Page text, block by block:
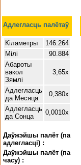
Адлегласць палётаў
Кіламетры
146.264
Мілі
90.884
Абароты
вакол
Зямлі
3,65x
Адлегласць
да Месяца
0,380x
Адлегласць
да Сонца
0,0010x
Даўжэйшы палёт (па
адлегласці) :
Даўжэйшы палёт (па
часу) :